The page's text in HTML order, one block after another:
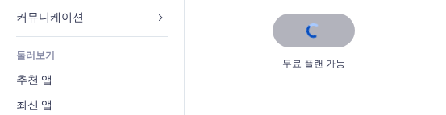
사이트 목록
이메일
회계
쿠폰 및 로열티
창고 서비스
음식점
부동산
예약
뮤직
팟캐스트
사진
동영상
PDF
지도 및 내비게이션
개인정보 및 보안
시계
페이지 템플릿
이미지 효과
양식
블로그
설문
채팅
둘러보기
추천 앱
최신 앱
무료 플랜 가능